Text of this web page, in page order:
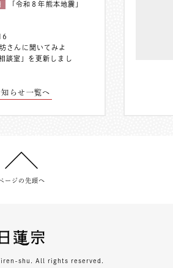
「令和８年熊本地震」
さんに聞いてみよ
談室」を更新しまし
知らせ一覧へ
ージの先頭へ
shu. All rights reserved.